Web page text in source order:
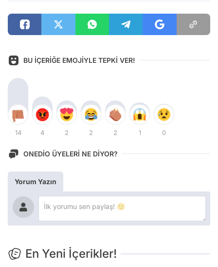
BU İÇERİĞE EMOJİYLE TEPKİ VER!
14 4 2 2 2 1 0
ONEDİO ÜYELERİ NE DİYOR?
Yorum Yazın
En Yeni İçerikler!